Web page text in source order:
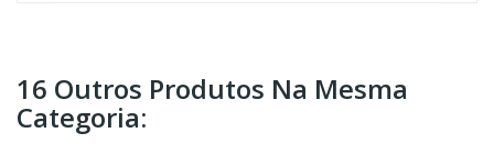
16 Outros Produtos Na Mesma
Categoria: